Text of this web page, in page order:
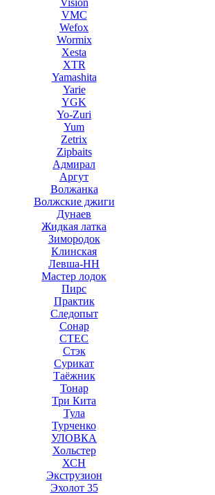
Vision
VMC
Wefox
Wormix
Xesta
XTR
Yamashita
Yarie
YGK
Yo-Zuri
Yum
Zetrix
Zipbaits
Адмирал
Аргут
Волжанка
Волжские джиги
Дунаев
Жидкая латка
Зимородок
Клинская
Левша-НН
Мастер лодок
Пирс
Практик
Следопыт
Сонар
СТЕС
Стэк
Сурикат
Таёжник
Тонар
Три Кита
Тула
Турченко
УЛОВКА
Хольстер
ХСН
Экструзион
Эхолот 35